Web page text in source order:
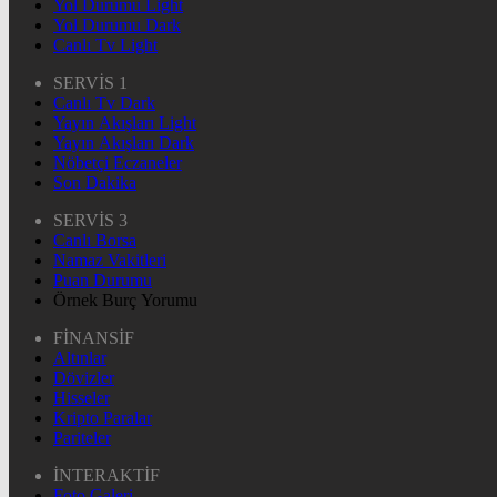
Yol Durumu Light
Yol Durumu Dark
Canlı Tv Light
SERVİS 1
Canlı Tv Dark
Yayın Akışları Light
Yayın Akışları Dark
Nöbetçi Eczaneler
Son Dakika
SERVİS 3
Canlı Borsa
Namaz Vakitleri
Puan Durumu
Örnek Burç Yorumu
FİNANSİF
Altınlar
Dövizler
Hisseler
Kripto Paralar
Pariteler
İNTERAKTİF